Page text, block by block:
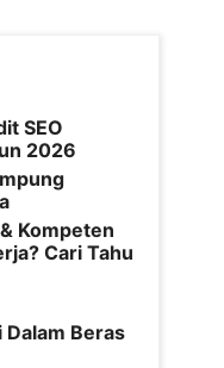
SEO
2026
Kompeten
Cari Tahu
Beras